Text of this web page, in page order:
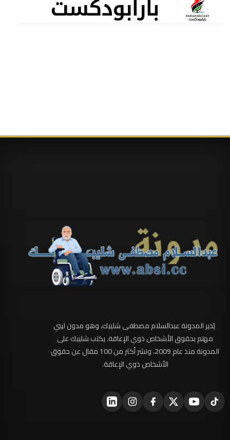
يُدير المدونة عبدالسلام مصطفى شليبك، وهو مدون ليبي
مهتم بحقوق الأشخاص ذوي الإعاقة. يكتب شليبك على
المدونة منذ عام 2009، ونشر أكثر من 100 مقال عن حقوق
الأشخاص ذوي الإعاقة.